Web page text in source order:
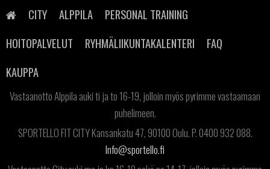
content
CITY ALPPILA
PERSONAL TRAINING
HOITOPALVELUT
RYHMÄLIIKUNTAKALENTERI
FAQ
KAUPPA
Vastaanotto Alppila auki ti ja to 16-19, jolloin myös pyrimme vastaamaan
puhelimeen.
SPORTELLO FIT CITY Kansankatu 47, 90100 Oulu. P. 0400 932 088.
Info@sportello.fi